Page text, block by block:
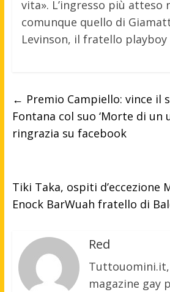
vita». L’ingresso più atteso
comunque quello di
Levinson, il fratello playboy
← Premio Campiello: vince il
Fontana col suo ‘Morte di un
ringrazia su facebook
Tiki Taka, ospiti d’eccezione
Enock BarWuah fratello di
Red
magazine gay